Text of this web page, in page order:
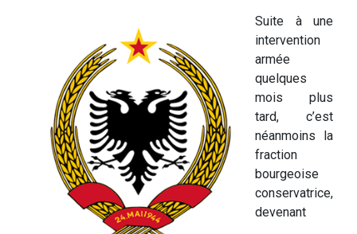
Suite à une
intervention
armée
quelques
mois plus
tard, c’est
néanmoins la
fraction
bourgeoise
conservatrice,
devenant